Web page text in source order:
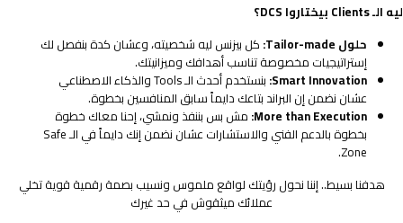
ليه الـ Clients بيختاروا DCS؟
حلول Tailor-made:
كل بيزنس ليه شخصيته، وعشان كدة بنفصل لك
إستراتيجيات مخصوصة تناسب أهدافك وميزانيتك.
Smart Innovation:
بنستخدم أحدث الـ Tools والذكاء الاصطناعي
عشان نضمن إن البراند بتاعك دايماً سابق المنافسين بخطوة.
More than Execution: مش بس بننفذ ونمشي، إحنا معاك خطوة
بخطوة بالدعم الفني والاستشارات عشان نضمن إنك دايماً في الـ Safe
Zone.
هدفنا بسيط.. إننا نحول رؤيتك لواقع ملموس ونسيب بصمة رقمية قوية تخلي
عملائك ميثقوش في حد غيرك